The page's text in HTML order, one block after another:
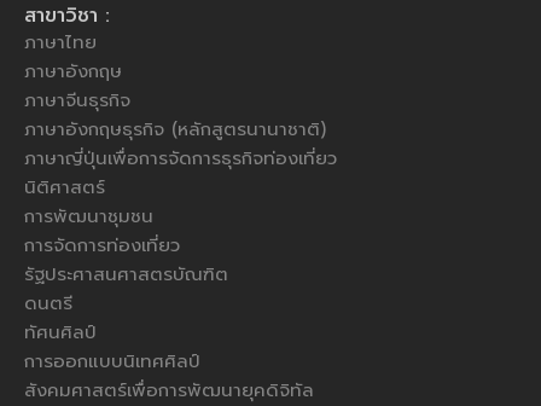
สาขาวิชา :
ภาษาไทย
ภาษาอังกฤษ
ภาษาจีนธุรกิจ
ภาษาอังกฤษธุรกิจ (หลักสูตรนานาชาติ)
ภาษาญี่ปุ่นเพื่อการจัดการธุรกิจท่องเที่ยว
นิติศาสตร์
การพัฒนาชุมชน
การจัดการท่องเที่ยว
รัฐประศาสนศาสตรบัณฑิต
ดนตรี
ทัศนศิลป์
การออกแบบนิเทศศิลป์
สังคมศาสตร์เพื่อการพัฒนายุคดิจิทัล